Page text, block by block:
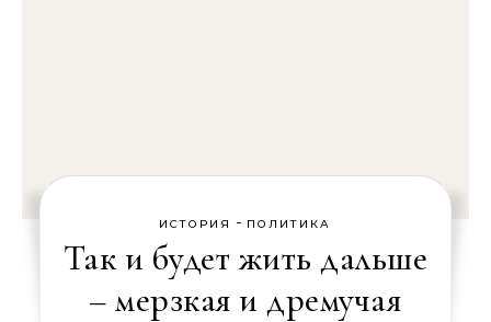
ИСТОРИЯ - ПОЛИТИКА
Так и будет жить дальше
– мерзкая и дремучая